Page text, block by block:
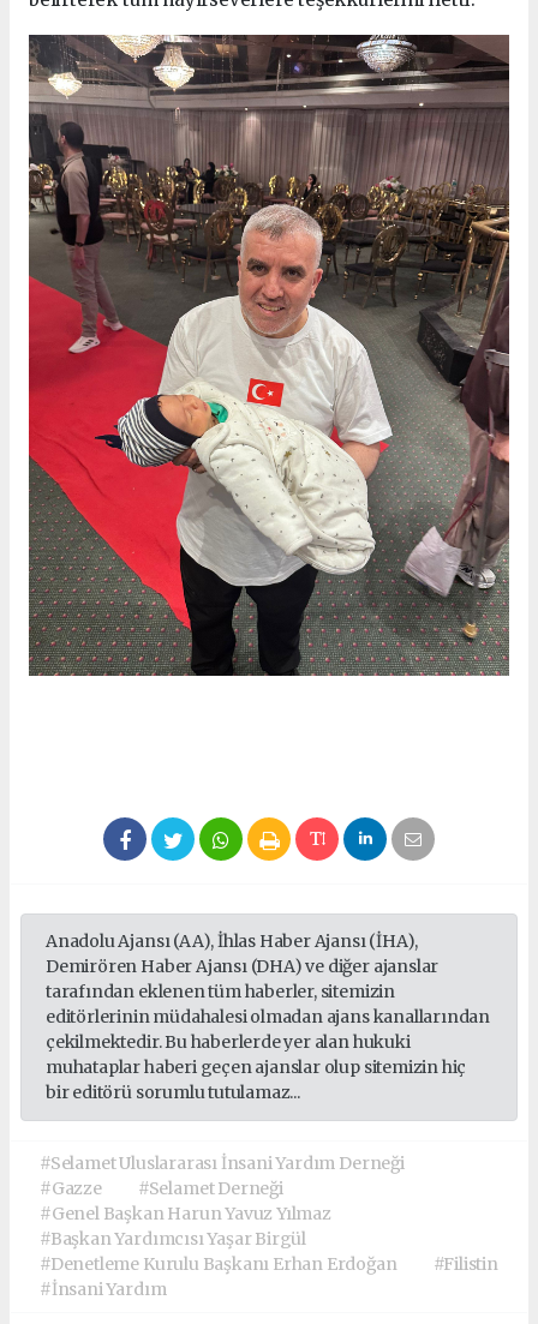
Anadolu Ajansı (AA), İhlas Haber Ajansı (İHA),
Demirören Haber Ajansı (DHA) ve diğer ajanslar
tarafından eklenen tüm haberler, sitemizin
editörlerinin müdahalesi olmadan ajans kanallarından
çekilmektedir. Bu haberlerde yer alan hukuki
muhataplar haberi geçen ajanslar olup sitemizin hiç
bir editörü sorumlu tutulamaz...
#Selamet Uluslararası İnsani Yardım Derneği
#Gazze
#Selamet Derneği
#Genel Başkan Harun Yavuz Yılmaz
#Başkan Yardımcısı Yaşar Birgül
#Denetleme Kurulu Başkanı Erhan Erdoğan
#Filistin
#İnsani Yardım